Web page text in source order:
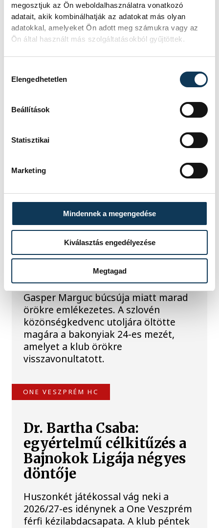
megosztjuk az Ön weboldalhasználatra vonatkozó
adatait, akik kombinálhatják az adatokat más olyan
adatokkal, amelyeket Ön adott meg számukra vagy az
Ön által használt más szolgáltatásokból gyűjtöttek.
Elengedhetetlen
Beállítások
Statisztikai
Marketing
Mindennek a megengedése
Kiválasztás engedélyezése
Megtagad
TOVÁBBI CIKKEK
könnyek is potyogtak –
elköszönt Veszprémtől
Érzelmekben és gólokban gazdag
gálamérkőzést láthatott a veszprémi
közönség péntek este. A One
Veszprém idénybeli első hazai
mérkőzésén fölényesen nyert a
szlovén RK Celje ellen, az est azonban
Gasper Marguc búcsúja miatt marad
örökre emlékezetes. A szlovén
közönségkedvenc utoljára öltötte
magára a bakonyiak 24-es mezét,
amelyet a klub örökre
visszavonultatott.
ONE VESZPRÉM HC
Dr. Bartha Csaba:
egyértelmű célkitűzés a
Bajnokok Ligája négyes
döntője
Huszonkét játékossal vág neki a
2026/27-es idénynek a One Veszprém
férfi kézilabdacsapata. A klub péntek